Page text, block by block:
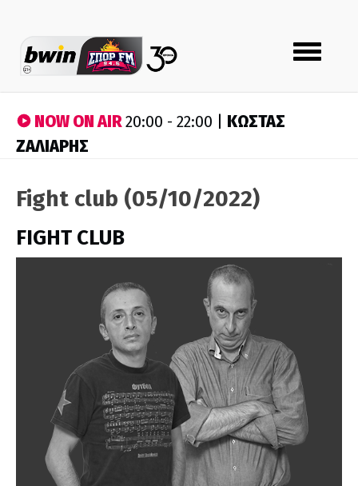
Toggle
navigation
NOW ON AIR20:00 - 22:00 | ΚΩΣΤΑΣ
ΖΑΛΙΑΡΗΣ
Fight club (05/10/2022)
FIGHT CLUB